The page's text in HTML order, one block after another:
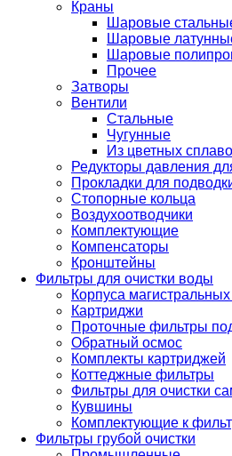
Краны
Шаровые
Шаровые
Шаровые
Прочее
Затворы
Вентили
Стальные
Чугунные
Из цветных
Редукторы давления
Прокладки для
Стопорные кольца
Воздухоотводчики
Комплектующие
Компенсаторы
Кронштейны
Фильтры для очистки воды
Корпуса
Картриджи
Проточные фильтры
Обратный осмос
Комплекты картриджей
Коттеджные фильтры
Фильтры для очистки
Кувшины
Комплектующие к
Фильтры грубой очистки